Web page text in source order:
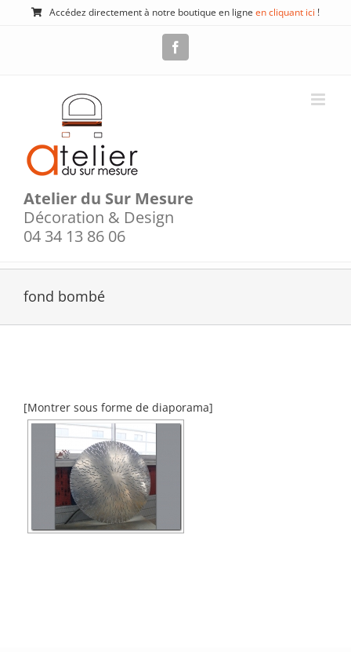
Passer
Accédez directement à notre boutique en ligne en cliquant ici !
Atelier du Sur Mesure
Décoration & Design
04 34 13 86 06
fond bombé
[Montrer sous forme de diaporama]